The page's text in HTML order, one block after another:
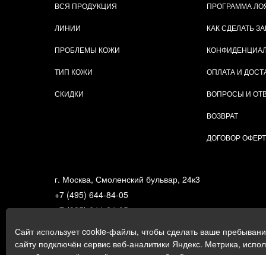
ВСЯ ПРОДУКЦИЯ
ЛИНИИ
ПРОБЛЕМЫ КОЖИ
ТИП КОЖИ
СКИДКИ
ПРОГРАММА
КАК СДЕЛАТЬ
ОПЛАТА И
ВОПРОСЫ И
ВОЗВРАТ
ДОГОВОР
г. Москва, Смоленский бульвар, 24к3
+7 (495) 644-84-05
+7 (985) 644-84-05
zakaz@gigi.ru
Политика в отношении обработки персональных
Сайт использует cookie-файлы, чтобы сделать ваше
сайту подключён сервис веб-аналитики Яндекс. Метрика,